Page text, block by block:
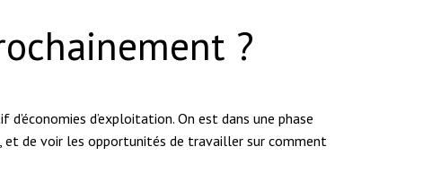
?
d’exploitation. On est dans une phase
et de voir les opportunités de travailler sur comment